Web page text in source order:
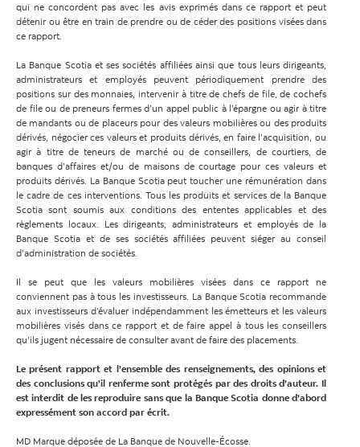
qui ne concordent pas avec les avis exprimés dans ce rapport et peut
détenir ou être en train de prendre ou de céder des positions visées dans
ce rapport.
La Banque Scotia et ses sociétés affiliées ainsi que tous leurs dirigeants,
administrateurs et employés peuvent périodiquement prendre des
positions sur des monnaies, intervenir à titre de chefs de file, de cochefs
de file ou de preneurs fermes d’un appel public à l’épargne ou agir à titre
de mandants ou de placeurs pour des valeurs mobilières ou des produits
dérivés, négocier ces valeurs et produits dérivés, en faire l’acquisition, ou
agir à titre de teneurs de marché ou de conseillers, de courtiers, de
banques d’affaires et/ou de maisons de courtage pour ces valeurs et
produits dérivés. La Banque Scotia peut toucher une rémunération dans
le cadre de ces interventions. Tous les produits et services de la Banque
Scotia sont soumis aux conditions des ententes applicables et des
règlements locaux. Les dirigeants, administrateurs et employés de la
Banque Scotia et de ses sociétés affiliées peuvent siéger au conseil
d’administration de sociétés.
Il se peut que les valeurs mobilières visées dans ce rapport ne
conviennent pas à tous les investisseurs. La Banque Scotia recommande
aux investisseurs d’évaluer indépendamment les émetteurs et les valeurs
mobilières visés dans ce rapport et de faire appel à tous les conseillers
qu’ils jugent nécessaire de consulter avant de faire des placements.
Le présent rapport et l’ensemble des renseignements, des opinions et
des conclusions qu’il renferme sont protégés par des droits d’auteur. Il
est interdit de les reproduire sans que la Banque Scotia donne d’abord
expressément son accord par écrit.
MD Marque déposée de La Banque de Nouvelle-Écosse.